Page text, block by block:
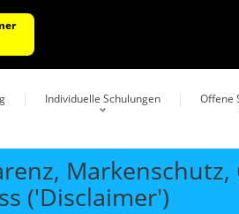
Individuelle Schulungen Offene
('Disclaimer')